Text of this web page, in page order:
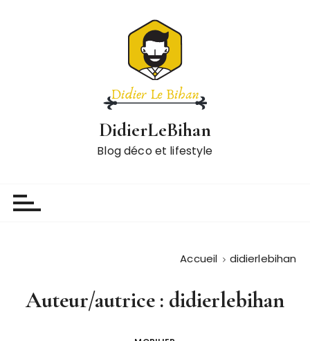
DidierLeBihan
Blog déco et lifestyle
Accueil didierlebihan
Auteur/autrice : didierlebihan